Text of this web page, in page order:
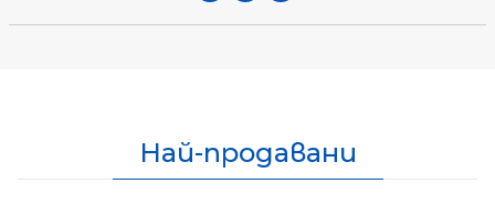
Най-продавани